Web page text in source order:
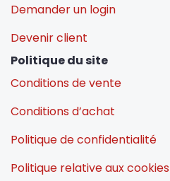
Demander un login
Devenir client
Politique du site
Conditions de vente
Conditions d’achat
Politique de confidentialité
Politique relative aux cookies